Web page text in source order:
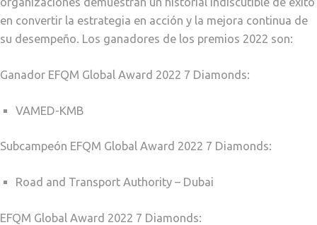
en convertir la estrategia en acción y la mejora continua de
su desempeño. Los ganadores de los premios 2022 son:
Ganador EFQM Global Award 2022 7 Diamonds:
VAMED-KMB
Subcampeón EFQM Global Award 2022 7 Diamonds:
Road and Transport Authority – Dubai
EFQM Global Award 2022 7 Diamonds: